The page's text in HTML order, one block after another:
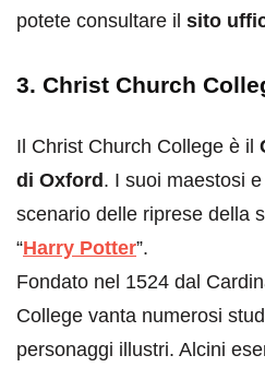
potete consultare il sito
3. Christ Church
Il Christ Church College è il
di Oxford . I suoi maestosi
scenario delle riprese della
“Harry Potter”.
Fondato nel 1524 dal
College vanta numerosi
personaggi illustri. Alcini